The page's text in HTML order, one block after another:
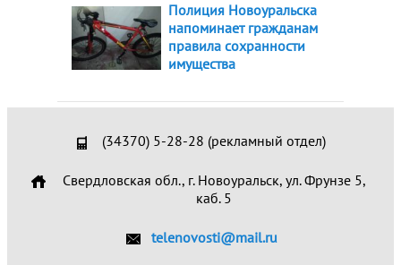
Полиция Новоуральска
напоминает гражданам
правила сохранности
имущества
(34370) 5-28-28 (рекламный отдел)
Свердловская обл., г. Новоуральск, ул. Фрунзе 5,
каб. 5
telenovosti@mail.ru